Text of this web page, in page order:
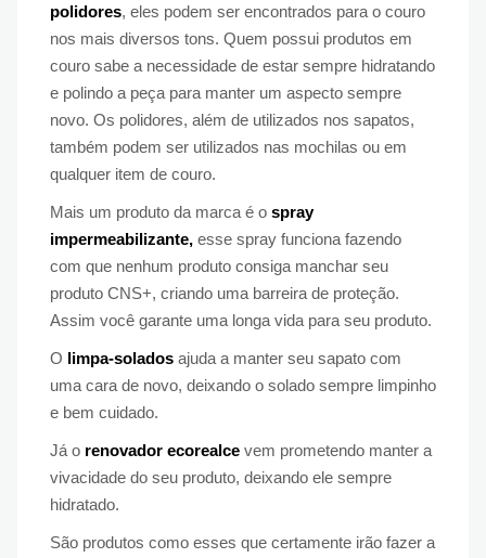
polidores, eles podem ser encontrados para o couro
nos mais diversos tons. Quem possui produtos em
couro sabe a necessidade de estar sempre hidratando
e polindo a peça para manter um aspecto sempre
novo. Os polidores, além de utilizados nos sapatos,
também podem ser utilizados nas mochilas ou em
qualquer item de couro.
Mais um produto da marca é o spray
impermeabilizante, esse spray funciona fazendo
com que nenhum produto consiga manchar seu
produto CNS+, criando uma barreira de proteção.
Assim você garante uma longa vida para seu produto.
O limpa-solados ajuda a manter seu sapato com
uma cara de novo, deixando o solado sempre limpinho
e bem cuidado.
Já o renovador ecorealce vem prometendo manter a
vivacidade do seu produto, deixando ele sempre
hidratado.
São produtos como esses que certamente irão fazer a